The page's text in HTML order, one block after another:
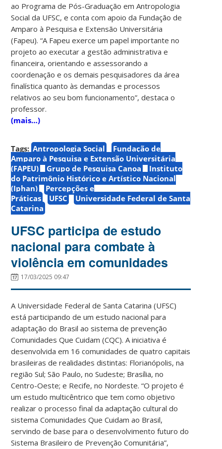
ao Programa de Pós-Graduação em Antropologia
Social da UFSC, e conta com apoio da Fundação de
Amparo à Pesquisa e Extensão Universitária
(Fapeu). “A Fapeu exerce um papel importante no
projeto ao executar a gestão administrativa e
financeira, orientando e assessorando a
coordenação e os demais pesquisadores da área
finalística quanto às demandas e processos
relativos ao seu bom funcionamento”, destaca o
professor.
(mais…)
Tags: Antropologia Social
Fundação de
Amparo à Pesquisa e Extensão Universitária
(FAPEU)
Grupo de Pesquisa Canoa
Instituto
do Patrimônio Histórico e Artístico Nacional
(Iphan)
Percepções e
Práticas
UFSC
Universidade Federal de Santa
Catarina
UFSC participa de estudo
nacional para combate à
violência em comunidades
17/03/2025 09:47
A Universidade Federal de Santa Catarina (UFSC)
está participando de um estudo nacional para
adaptação do Brasil ao sistema de prevenção
Comunidades Que Cuidam (CQC). A iniciativa é
desenvolvida em 16 comunidades de quatro capitais
brasileiras de realidades distintas: Florianópolis, na
região Sul; São Paulo, no Sudeste; Brasília, no
Centro-Oeste; e Recife, no Nordeste. “O projeto é
um estudo multicêntrico que tem como objetivo
realizar o processo final da adaptação cultural do
sistema Comunidades Que Cuidam ao Brasil,
servindo de base para o desenvolvimento futuro do
Sistema Brasileiro de Prevenção Comunitária”,